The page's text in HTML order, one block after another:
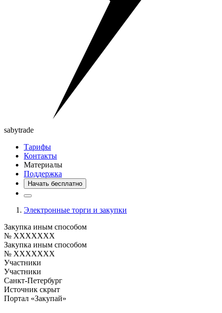
sabytrade
Тарифы
Контакты
Материалы
Поддержка
Начать бесплатно
Электронные торги и закупки
Закупка иным способом
№ XXXXXXX
Закупка иным способом
№ XXXXXXX
Участники
Участники
Санкт-Петербург
Источник скрыт
Портал «Закупай»